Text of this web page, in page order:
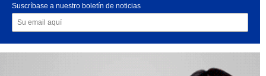
Suscríbase a nuestro boletín de noticias